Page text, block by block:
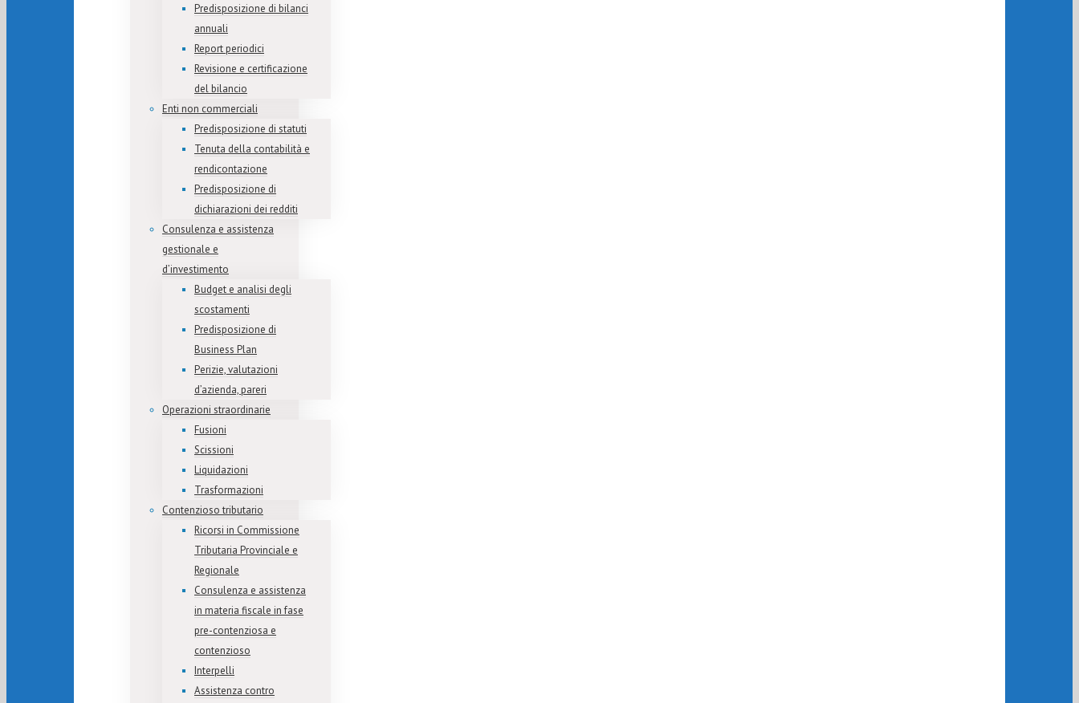
Predisposizione di bilanci
annuali
Report periodici
Revisione e certificazione
del bilancio
Enti non commerciali
Predisposizione di statuti
Tenuta della contabilità e
rendicontazione
Predisposizione di
dichiarazioni dei redditi
Consulenza e assistenza
gestionale e
d’investimento
Budget e analisi degli
scostamenti
Predisposizione di
Business Plan
Perizie, valutazioni
d’azienda, pareri
Operazioni straordinarie
Fusioni
Scissioni
Liquidazioni
Trasformazioni
Contenzioso tributario
Ricorsi in Commissione
Tributaria Provinciale e
Regionale
Consulenza e assistenza
in materia fiscale in fase
pre-contenziosa e
contenzioso
Interpelli
Assistenza contro